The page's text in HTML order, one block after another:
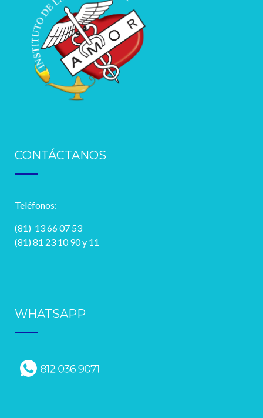
CONTÁCTANOS
Teléfonos:
(81) 13 66 07 53
(81) 81 23 10 90 y 11
WHATSAPP